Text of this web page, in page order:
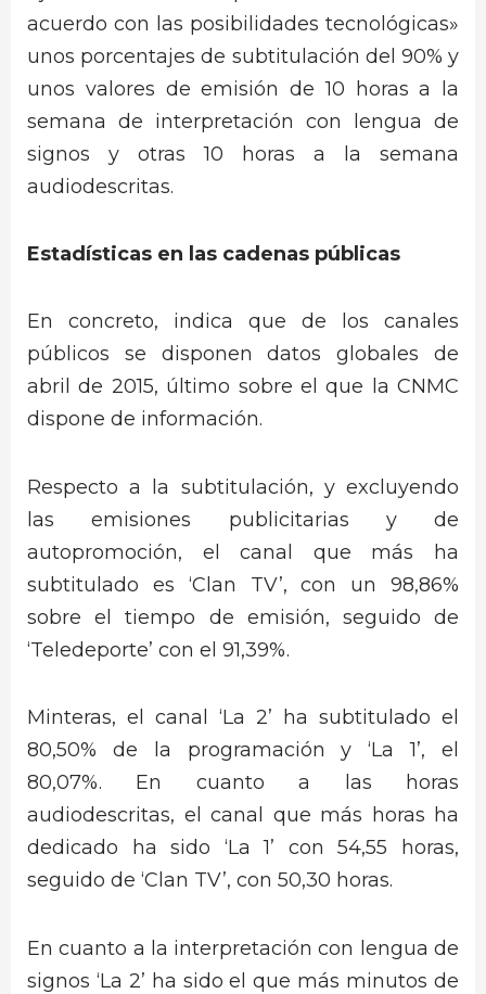
acuerdo con las posibilidades tecnológicas»
unos porcentajes de subtitulación del 90% y
unos valores de emisión de 10 horas a la
semana de interpretación con lengua de
signos y otras 10 horas a la semana
audiodescritas.
Estadísticas en las cadenas públicas
En concreto, indica que de los canales
públicos se disponen datos globales de
abril de 2015, último sobre el que la CNMC
dispone de información.
Respecto a la subtitulación, y excluyendo
las emisiones publicitarias y de
autopromoción, el canal que más ha
subtitulado es ‘Clan TV’, con un 98,86%
sobre el tiempo de emisión, seguido de
‘Teledeporte’ con el 91,39%.
Minteras, el canal ‘La 2’ ha subtitulado el
80,50% de la programación y ‘La 1’, el
80,07%. En cuanto a las horas
audiodescritas, el canal que más horas ha
dedicado ha sido ‘La 1’ con 54,55 horas,
seguido de ‘Clan TV’, con 50,30 horas.
En cuanto a la interpretación con lengua de
signos ‘La 2’ ha sido el que más minutos de